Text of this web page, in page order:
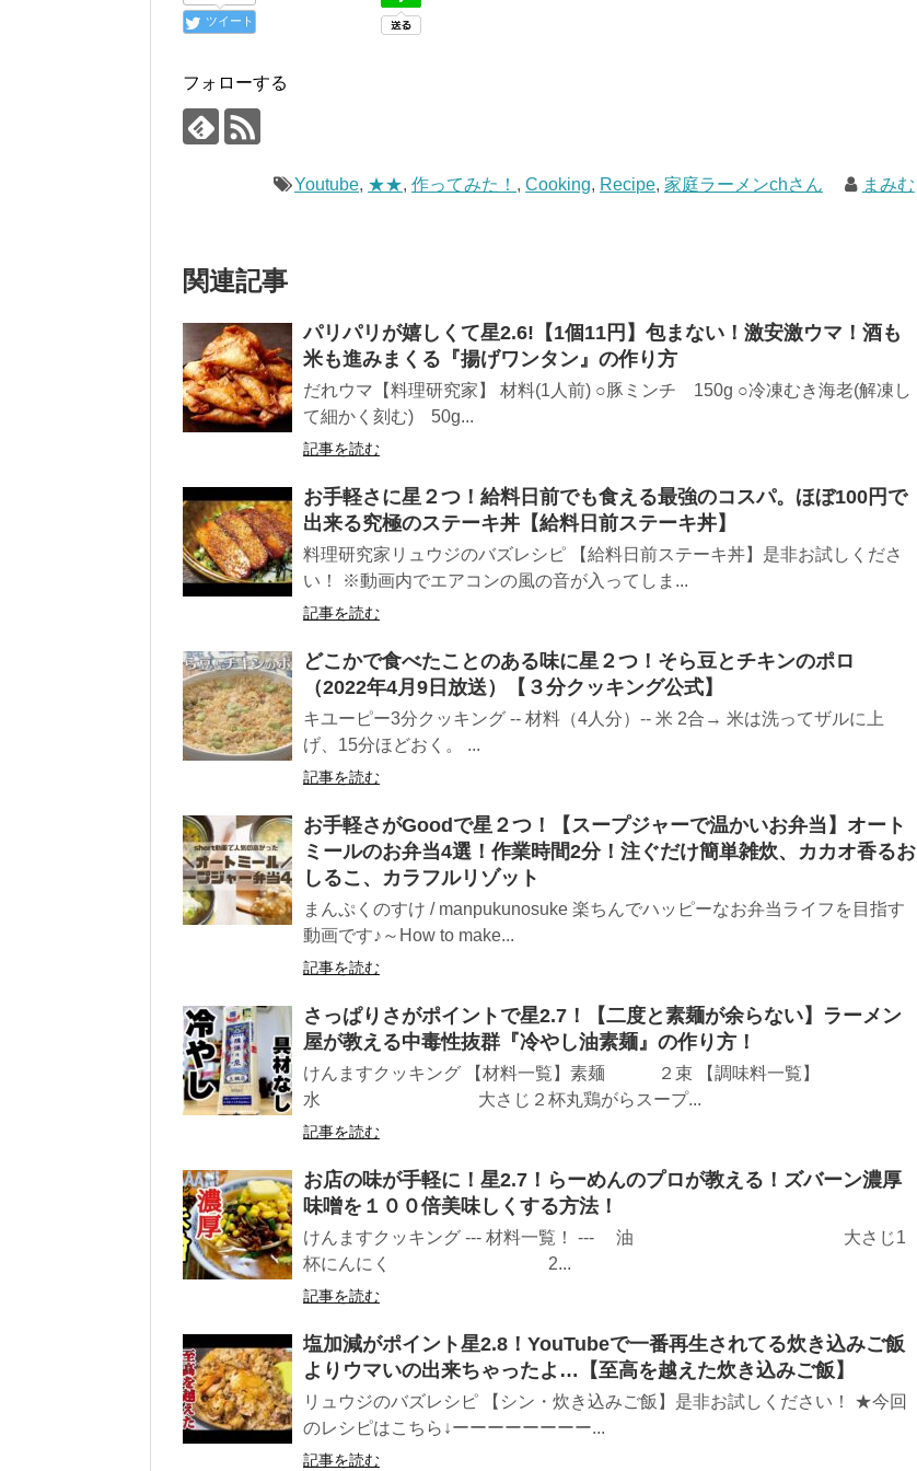
ツイート
フォローする
Youtube, ★★,作ってみた！ ,Cooking, Recipe,家庭ラーメンchさん まみむ
関連記事
パリパリが嬉しくて星2.6!【1個11円】包まない！激安激ウマ！酒も
米も進みまくる『揚げワンタン』の作り方
だれウマ【料理研究家】 材料(1人前) ○豚ミンチ 150g ○冷凍むき海老(解凍し
て細かく刻む) 50g...
記事を読む
お手軽さに星２つ！給料日前でも食える最強のコスパ。ほぼ100円で
出来る究極のステーキ丼【給料日前ステーキ丼】
料理研究家リュウジのバズレシピ 【給料日前ステーキ丼】是非お試しくださ
い！ ※動画内でエアコンの風の音が入ってしま...
記事を読む
どこかで食べたことのある味に星２つ！そら豆とチキンのポロ
（2022年4月9日放送）【３分クッキング公式】
キユーピー3分クッキング -- 材料（4人分）-- 米 2合→ 米は洗ってザルに上
げ、15分ほどおく。 ...
記事を読む
お手軽さがGoodで星２つ！【スープジャーで温かいお弁当】オート
ミールのお弁当4選！作業時間2分！注ぐだけ簡単雑炊、カカオ香るお
しるこ、カラフルリゾット
まんぷくのすけ / manpukunosuke 楽ちんでハッピーなお弁当ライフを目指す
動画です♪～How to make...
記事を読む
さっぱりさがポイントで星2.7！【二度と素麺が余らない】ラーメン
屋が教える中毒性抜群『冷やし油素麺』の作り方！
けんますクッキング 【材料一覧】素麺 ２束 【調味料一覧】
水 大さじ２杯丸鶏がらスープ...
記事を読む
お店の味が手軽に！星2.7！らーめんのプロが教える！ズバーン濃厚
味噌を１００倍美味しくする方法！
けんますクッキング --- 材料一覧！ --- 油 大さじ1
杯にんにく 2...
記事を読む
塩加減がポイント星2.8！YouTubeで一番再生されてる炊き込みご飯
よりウマいの出来ちゃったよ…【至高を越えた炊き込みご飯】
リュウジのバズレシピ 【シン・炊き込みご飯】是非お試しください！ ★今回
のレシピはこちら↓ーーーーーーーー...
記事を読む